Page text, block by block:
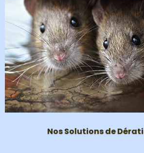
Nos Solutions de